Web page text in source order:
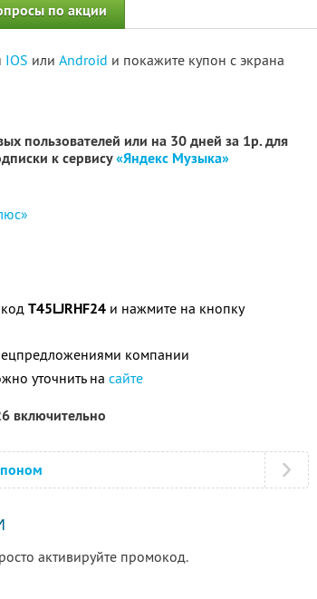
по акции
IOS или Android и покажите купон с экрана
пользователей или на 30 дней за 1р. для
к сервису«Яндекс Музыка»
T45LJRHF24 и нажмите на кнопку
компании
уточнить на сайте
включительно
активируйте промокод.